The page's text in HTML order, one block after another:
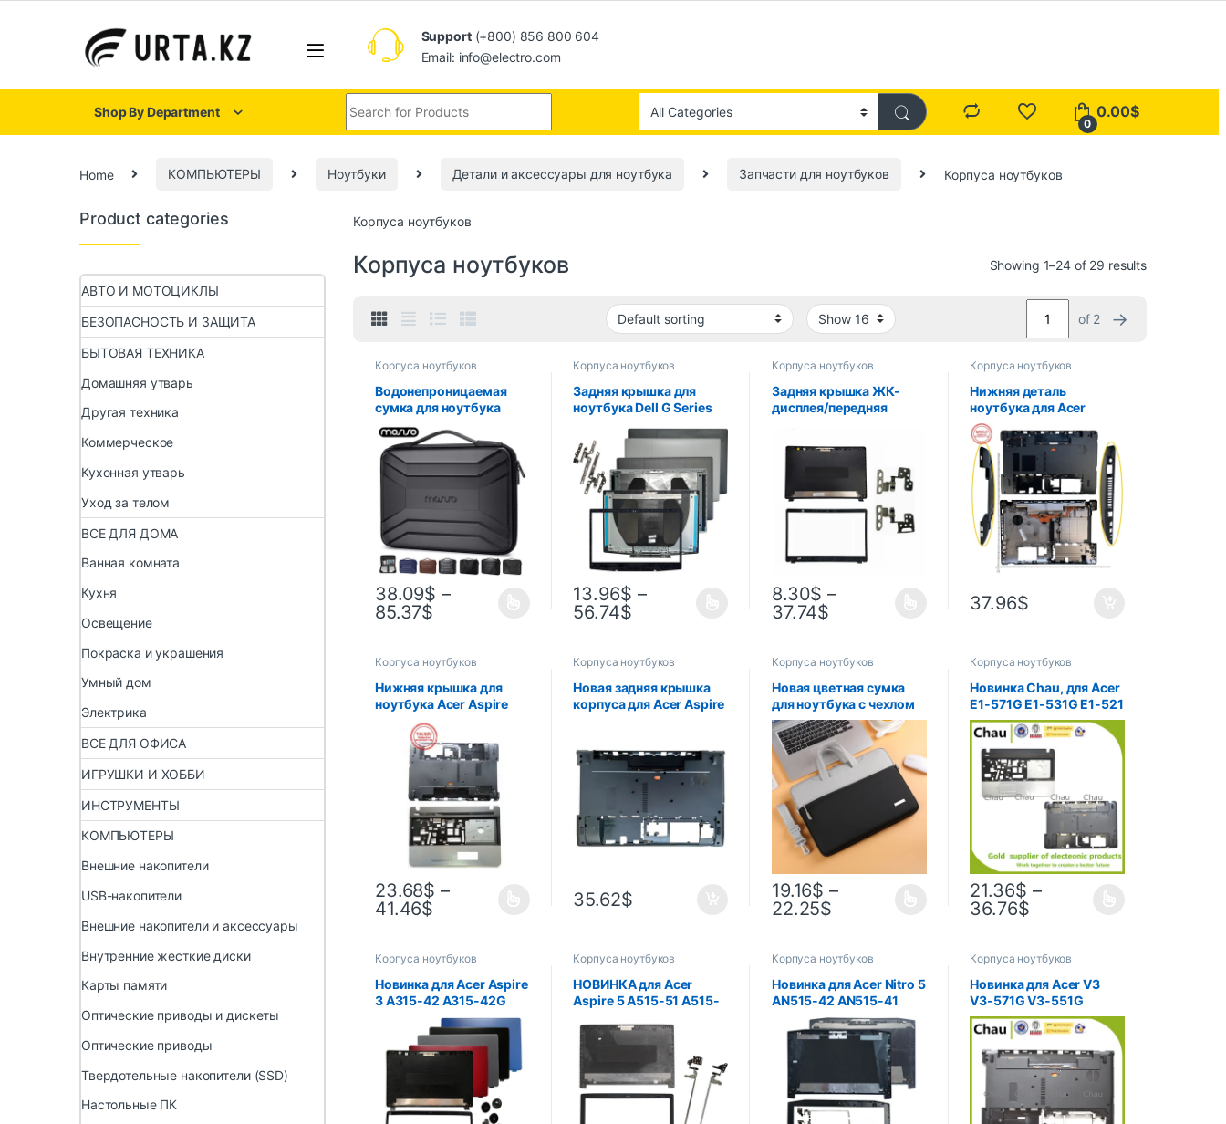
Support(+800) 856 800 604
Email: info@electro.com
Shop By Department
0
0.00$
Home КОМПЬЮТЕРЫ Ноутбуки Детали и аксессуары для ноутбука Запчасти для ноутбуков Корпуса ноутбуков
Корпуса ноутбуков
Корпуса ноутбуков Showing 1–24 of 29 results
of 2 →
Корпуса ноутбуков
Водонепроницаемая
сумка для ноутбука
Macbook Air Pro M1 M2
M3 M4 13 14 15 16
дюймов HP Dell Lenovo
Asus Портфель для
ноутбука Чехол
38.09$ –
85.37$
Корпуса ноутбуков
Задняя крышка для
ноутбука Dell G Series
крышка для ЖК-экрана,
задняя крышка 0747KP,
синий/красный логотип
0YGCNV 03HKFN/
Передняя панель
13.96$ –
56.74$
Корпуса ноутбуков
Задняя крышка ЖК-
дисплея/передняя
A315-42G A315-54
A315-54K A315-56-
594W N19C1, петли для
ноутбука 15,6 дюйма
8.30$ –
37.74$
Корпуса ноутбуков
Нижняя деталь
ноутбука для Acer
Aspire 5750 5750g
5750z 5750ZG 5750S
5755 5755G
AP0HI0004000
37.96$
Корпуса ноутбуков
Нижняя крышка для
ноутбука Acer Aspire
E1-571, E1-571G, E1-521,
E1-531, E1-531G, NV55,
AP0HJ000A00, Нижняя
крышка упора для рук
23.68$ –
41.46$
Корпуса ноутбуков
Новая задняя крышка
корпуса для Acer Aspire
для компьютера,
замена
35.62$
Корпуса ноутбуков
Новая цветная сумка
для ноутбука с чехлом
для ноутбука Macbook
Case 13, 14, 15,6
дюймов Macbook Air
ASUS Lenovo Dell
Huawei
19.16$ –
22.25$
Корпуса ноутбуков
Новинка Chau, для Acer
E1-571G E1-531G E1-521
Q5WPH Q5WT6 NV55
NV57, верхняя
Подставка для рук,
чехол, основание
AP0NN000100
21.36$ –
36.76$
Корпуса ноутбуков
Новинка для Acer Aspire
3 A315-42 A315-42G
A315-54 A315-54K
A315-56 N19C1, задняя
крышка, верхняя
крышка, ЖК-дисплей,
передняя панель
Корпуса ноутбуков
НОВИНКА для Acer
Aspire 5 A515-51 A515-
задняя крышка, верхняя
крышка для ноутбука,
ЖК-дисплей, задняя
крышка/передняя
панель
Корпуса ноутбуков
Новинка для Acer Nitro 5
AN515-42 AN515-41
AN515-51 AN515-52
AN515-53, задняя
крышка, верхняя
крышка для ноутбука,
ЖК-дисплей, задняя
крышка/передняя
панель/петли L & R
Корпуса ноутбуков
Новинка для Acer V3
V3-571G V3-551G
Q5WV1 нижняя базовая
крышка чехол
AP0N7000400 верхняя
крышка для рук
Product categories
АВТО И МОТОЦИКЛЫ
БЕЗОПАСНОСТЬ И ЗАЩИТА
БЫТОВАЯ ТЕХНИКА
Домашняя утварь
Другая техника
Коммерческое
Кухонная утварь
Уход за телом
ВСЕ ДЛЯ ДОМА
Ванная комната
Кухня
Освещение
Покраска и украшения
Умный дом
Электрика
ВСЕ ДЛЯ ОФИСА
ИГРУШКИ И ХОББИ
ИНСТРУМЕНТЫ
КОМПЬЮТЕРЫ
Внешние накопители
USB-накопители
Внешние накопители и аксессуары
Внутренние жесткие диски
Карты памяти
Оптические приводы и дискеты
Оптические приводы
Твердотельные накопители (SSD)
Настольные ПК